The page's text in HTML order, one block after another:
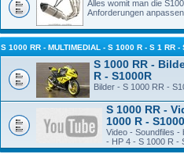
Alles womit man die
Anforderungen
S 1000 RR - MULTIMEDIAL - S 1000 R - S 1 RR -
S 1000 RR -
R - S1000R
Bilder - S 1000 RR -
S 1000 RR -
1000 R -
Video - Soundfiles -
- HP 4 - S 1000 R -